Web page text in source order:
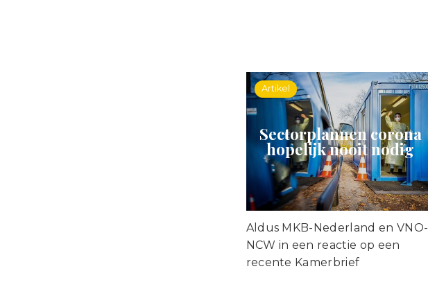
Artikel
Sectorplannen corona
hopelijk nooit nodig
Aldus MKB-Nederland en VNO-
NCW in een reactie op een
recente Kamerbrief